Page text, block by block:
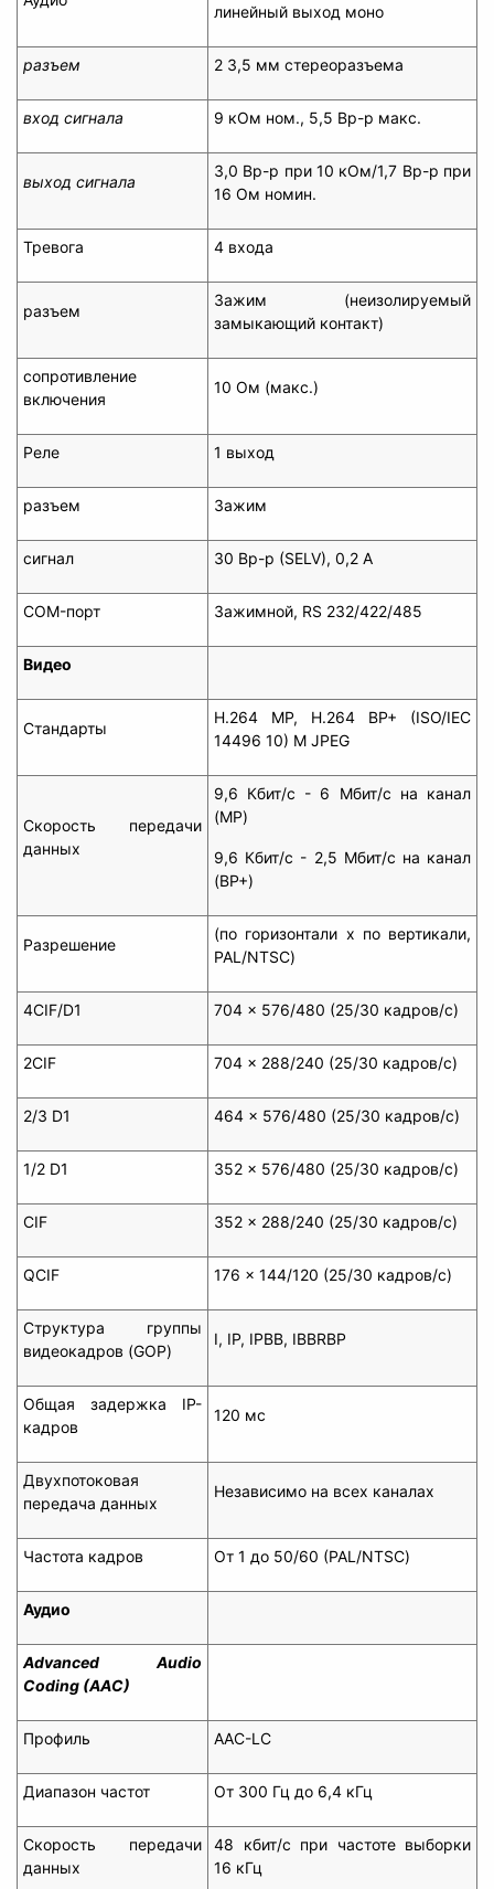
линейный выход моно
разъем 2 3,5 мм стереоразъема
вход сигнала 9 кОм ном., 5,5 Вp-p макс.
выход сигнала
3,0 Вp-p при 10 кОм/1,7 Вp-p при
16 Ом номин.
Тревога 4 входа
разъем
Зажим (неизолируемый
замыкающий контакт)
сопротивление
включения
10 Ом (макс.)
Реле 1 выход
разъем Зажим
сигнал 30 Вp-p (SELV), 0,2 A
COM-порт Зажимной, RS 232/422/485
Видео
Стандарты
H.264 MP, H.264 BP+ (ISO/IEC
14496 10) M JPEG
Скорость передачи
данных
9,6 Кбит/с - 6 Мбит/с на канал
(MP)
9,6 Кбит/с - 2,5 Мбит/с на канал
(BP+)
Разрешение
(по горизонтали x по вертикали,
PAL/NTSC)
4CIF/D1 704 x 576/480 (25/30 кадров/с)
2CIF 704 x 288/240 (25/30 кадров/с)
2/3 D1 464 x 576/480 (25/30 кадров/с)
1/2 D1 352 x 576/480 (25/30 кадров/с)
CIF 352 x 288/240 (25/30 кадров/с)
QCIF 176 x 144/120 (25/30 кадров/с)
Структура группы
видеокадров (GOP)
I, IP, IPBB, IBBRBP
Общая задержка IP-
кадров
120 мс
Двухпотоковая
передача данных
Независимо на всех каналах
Частота кадров От 1 до 50/60 (PAL/NTSC)
Аудио
Advanced Audio
Coding (AAC)
Профиль AAC-LC
Диапазон частот От 300 Гц до 6,4 кГц
Скорость передачи
данных
48 кбит/с при частоте выборки
16 кГц